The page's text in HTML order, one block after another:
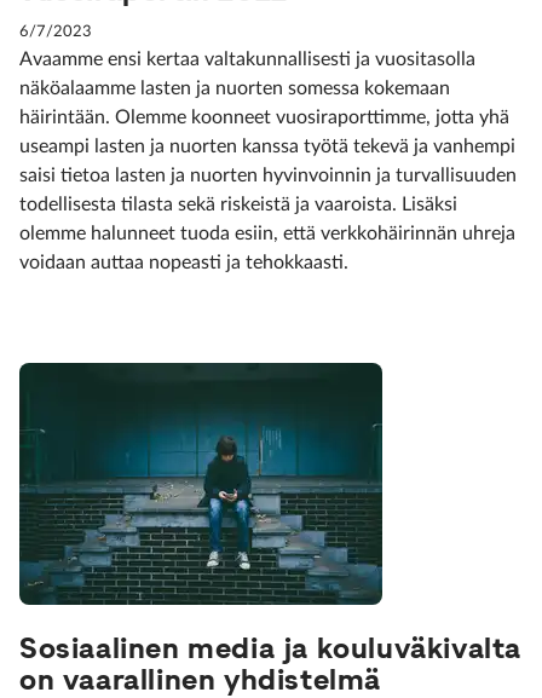
6/7/2023
Avaamme ensi kertaa valtakunnallisesti ja vuositasolla
näköalaamme lasten ja nuorten somessa kokemaan
häirintään. Olemme koonneet vuosiraporttimme, jotta yhä
useampi lasten ja nuorten kanssa työtä tekevä ja vanhempi
saisi tietoa lasten ja nuorten hyvinvoinnin ja turvallisuuden
todellisesta tilasta sekä riskeistä ja vaaroista. Lisäksi
olemme halunneet tuoda esiin, että verkkohäirinnän uhreja
voidaan auttaa nopeasti ja tehokkaasti.
Sosiaalinen media ja kouluväkivalta
on vaarallinen yhdistelmä